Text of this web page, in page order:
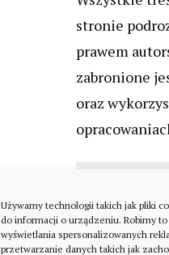
Używamy technologii takich jak pliki
do informacji o urządzeniu. Robimy
wyświetlania spersonalizowanych
przetwarzanie danych takich jak
stronie
prawem
zabronione
oraz